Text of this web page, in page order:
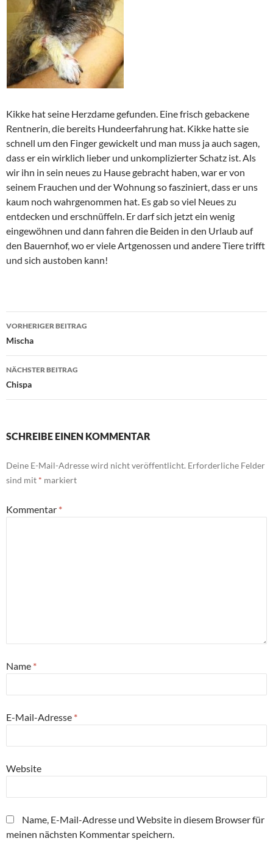
Kikke hat seine Herzdame gefunden. Eine frisch gebackene
Rentnerin, die bereits Hundeerfahrung hat. Kikke hatte sie
schnell um den Finger gewickelt und man muss ja auch sagen,
dass er ein wirklich lieber und unkomplizierter Schatz ist. Als
wir ihn in sein neues zu Hause gebracht haben, war er von
seinem Frauchen und der Wohnung so fasziniert, dass er uns
kaum noch wahrgenommen hat. Es gab so viel Neues zu
entdecken und erschnüffeln. Er darf sich jetzt ein wenig
eingewöhnen und dann fahren die Beiden in den Urlaub auf
den Bauernhof, wo er viele Artgenossen und andere Tiere trifft
und sich austoben kann!
Beitragsnavigation
VORHERIGER BEITRAG
Mischa
NÄCHSTER BEITRAG
Chispa
SCHREIBE EINEN KOMMENTAR
Deine E-Mail-Adresse wird nicht veröffentlicht. Erforderliche Felder
sind mit * markiert
Kommentar *
Name *
E-Mail-Adresse *
Website
Name, E-Mail-Adresse und Website in diesem Browser für
meinen nächsten Kommentar speichern.